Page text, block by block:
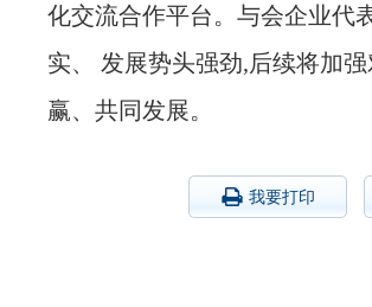
化交流合作平台。与会企业代
实、 发展势头强劲,后续将加
赢、共同发展。
我要打印